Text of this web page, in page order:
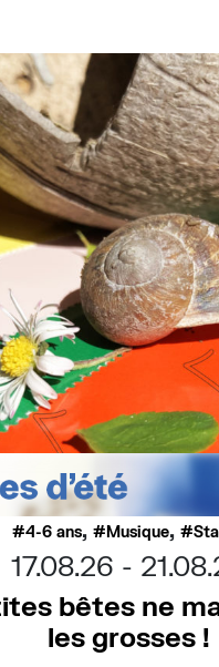
4-6 ans, Musique,
17.08.26
bêtes ne
les grosses !